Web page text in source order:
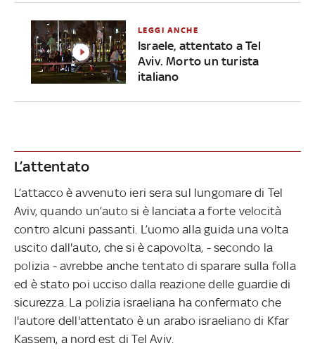
LEGGI ANCHE
Israele, attentato a Tel
Aviv. Morto un turista
italiano
L’attentato
L’attacco è avvenuto ieri sera sul lungomare di Tel
Aviv, quando un’auto si è lanciata a forte velocità
contro alcuni passanti. L’uomo alla guida una volta
uscito dall'auto, che si è capovolta, - secondo la
polizia - avrebbe anche tentato di sparare sulla folla
ed è stato poi ucciso dalla reazione delle guardie di
sicurezza. La polizia israeliana ha confermato che
l'autore dell'attentato è un arabo israeliano di Kfar
Kassem, a nord est di Tel Aviv.